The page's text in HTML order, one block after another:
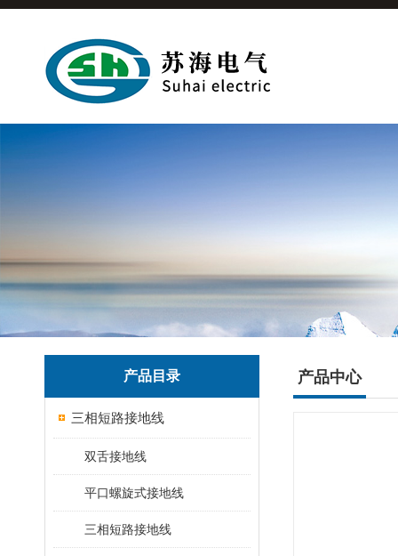
产品目录
三相短路接地线
双舌接地线
平口螺旋式接地线
三相短路接地线
产品中心